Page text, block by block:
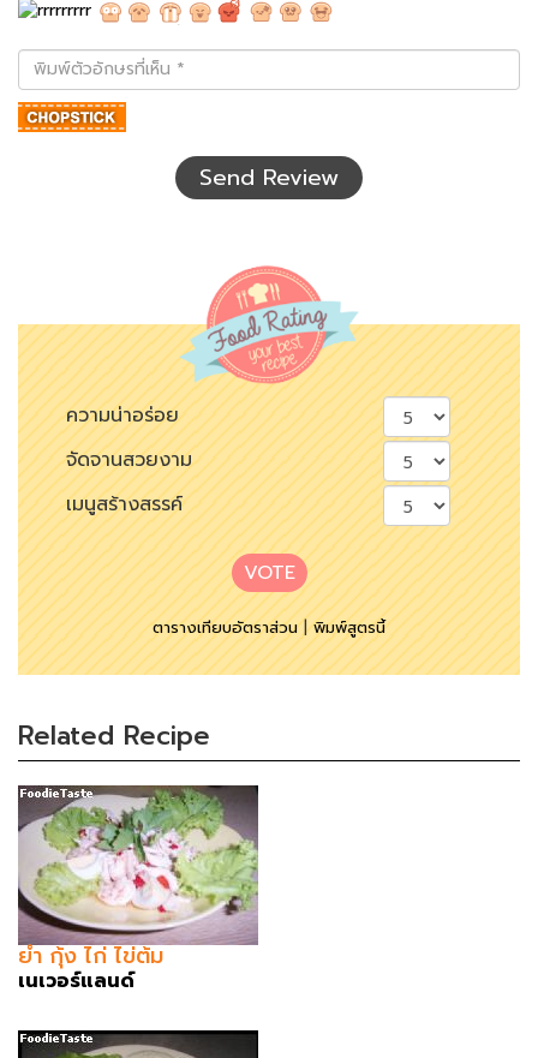
พิมพ์
ตัว
อักษร
ที่
Send Review
ความน่าอร่อย
จัดจานสวยงาม
เมนูสร้างสรรค์
VOTE
ตารางเทียบอัตราส่วน|พิมพ์สูตรนี้
Related Recipe
ยำ กุ้ง ไก่ ไข่ต้ม
เนเวอร์แลนด์